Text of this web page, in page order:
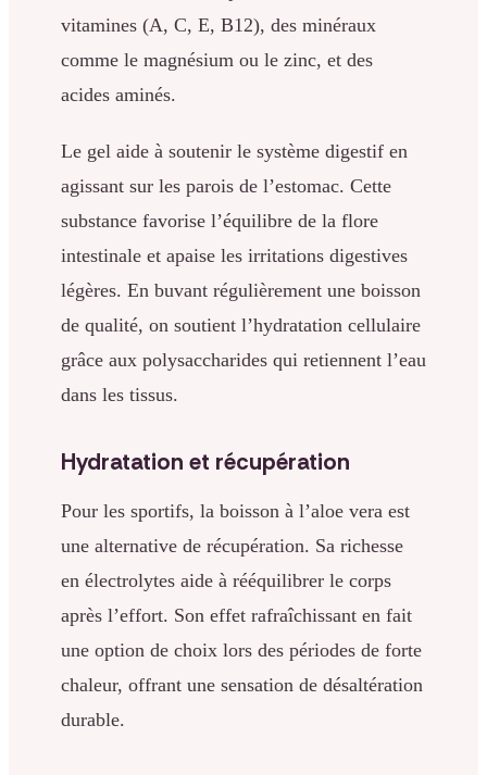
vitamines (A, C, E, B12), des minéraux
comme le magnésium ou le zinc, et des
acides aminés.
Le gel aide à soutenir le système digestif en
agissant sur les parois de l’estomac. Cette
substance favorise l’équilibre de la flore
intestinale et apaise les irritations digestives
légères. En buvant régulièrement une boisson
de qualité, on soutient l’hydratation cellulaire
grâce aux polysaccharides qui retiennent l’eau
dans les tissus.
Hydratation et récupération
Pour les sportifs, la boisson à l’aloe vera est
une alternative de récupération. Sa richesse
en électrolytes aide à rééquilibrer le corps
après l’effort. Son effet rafraîchissant en fait
une option de choix lors des périodes de forte
chaleur, offrant une sensation de désaltération
durable.